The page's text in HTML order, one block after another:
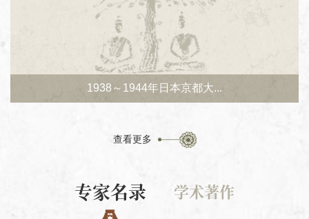
1938～1944年日本京都大...
查看更多
专家名录 学术著作